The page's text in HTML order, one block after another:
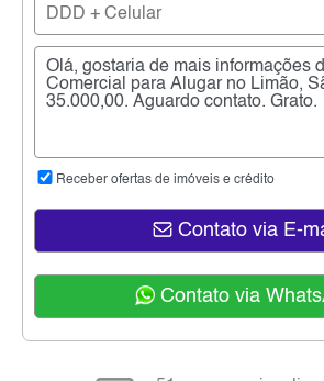
Receber ofertas de imóveis e crédito
Contato via E-
Contato via